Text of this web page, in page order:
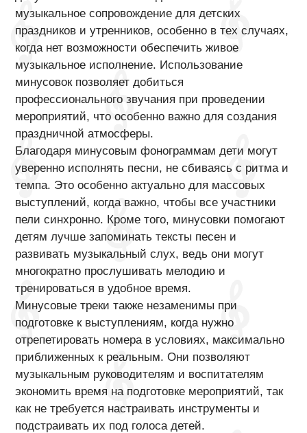
музыкальное сопровождение для детских
праздников и утренников, особенно в тех случаях,
когда нет возможности обеспечить живое
музыкальное исполнение. Использование
минусовок позволяет добиться
профессионального звучания при проведении
мероприятий, что особенно важно для создания
праздничной атмосферы.
Благодаря минусовым фонограммам дети могут
уверенно исполнять песни, не сбиваясь с ритма и
темпа. Это особенно актуально для массовых
выступлений, когда важно, чтобы все участники
пели синхронно. Кроме того, минусовки помогают
детям лучше запоминать тексты песен и
развивать музыкальный слух, ведь они могут
многократно прослушивать мелодию и
тренироваться в удобное время.
Минусовые треки также незаменимы при
подготовке к выступлениям, когда нужно
отрепетировать номера в условиях, максимально
приближенных к реальным. Они позволяют
музыкальным руководителям и воспитателям
экономить время на подготовке мероприятий, так
как не требуется настраивать инструменты и
подстраивать их под голоса детей.